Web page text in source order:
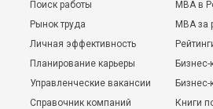
Поиск работы
Рынок труда
Личная эффективность
Планирование карьеры
Управленческие вакансии
Справочник компаний
MBA в
MBA
Бизнес-
Книги